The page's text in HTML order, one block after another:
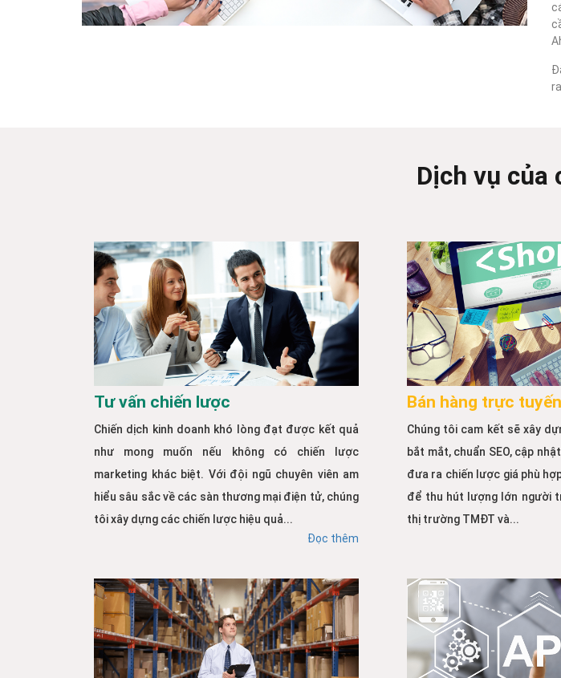
Dịch vụ của
Tư vấn chiến lược
Chiến dịch kinh doanh khó lòng đạt được kết quả
như mong muốn nếu không có chiến lược
marketing khác biệt. Với đội ngũ chuyên viên am
hiểu sâu sắc về các sàn thương mại điện tử, chúng
tôi xây dựng các chiến lược hiệu quả...
Đọc thêm
Bán hàng trực tuyến
Chúng tôi cam kết sẽ xây
bắt mắt, chuẩn SEO, cập
đưa ra chiến lược giá phù
để thu hút lượng lớn người
thị trường TMĐT và...